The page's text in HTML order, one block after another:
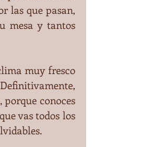
las que pasan,
mesa y tantos
muy fresco
conoces
vas todos los